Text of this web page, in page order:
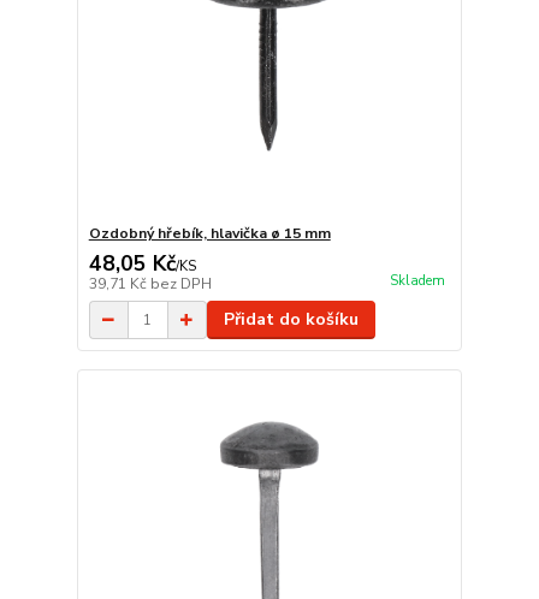
Ozdobný hřebík, hlavička ø 15 mm
48,05 Kč/KS
39,71 Kč bez DPH Skladem
Přidat do košíku